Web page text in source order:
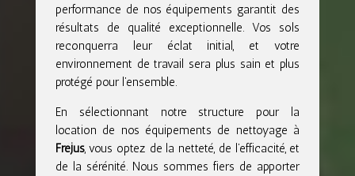
performance de nos équipements garantit des
résultats de qualité exceptionnelle. Vos sols
reconquerra leur éclat initial, et votre
environnement de travail sera plus sain et plus
protégé pour l’ensemble.
En sélectionnant notre structure pour la
location de nos équipements de nettoyage à
Fréjus, vous optez de la netteté, de l’efficacité, et
de la sérénité. Nous sommes fiers de apporter